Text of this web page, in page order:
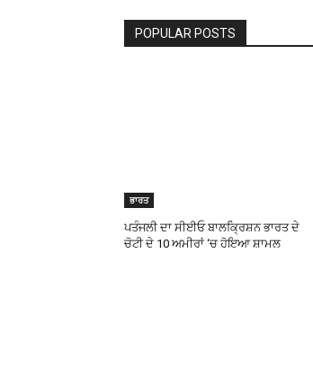
POPULAR POSTS
ਭਾਰਤ
ਪਤੰਜਲੀ ਦਾ ਸੀਈਓ ਬਾਲਕ੍ਰਿਸ਼ਨ ਭਾਰਤ ਦੇ
ਚੋਟੀ ਦੇ 10 ਅਮੀਰਾਂ ‘ਚ ਹੋਇਆ ਸ਼ਾਮਲ